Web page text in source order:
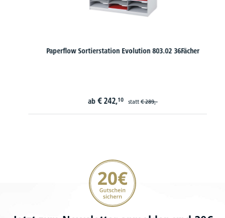
Paperflow Sortierstation Evolution 803.02 36Fächer
€ 242,10 statt€ 289,-
20€ Gutschein sichern